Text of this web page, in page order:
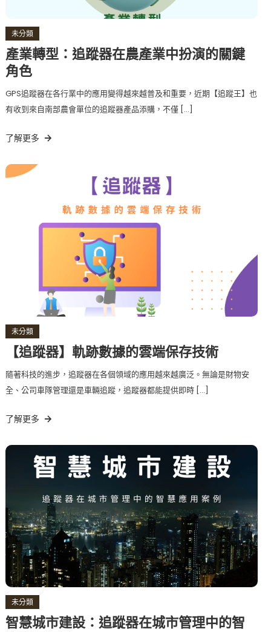
未分類
產業轉型：追蹤器在農產業中扮演的關鍵
角色
GPS追蹤器在各行業中的應用變得越來越普及和重要，近期【追蹤王】也
有收到來自南部農會單位的追蹤器產品添購，不僅 […]
了解更多
未分類
【追蹤器】軌跡數據的雲端保存技術
隨著科技的進步，追蹤器在各個領域的應用越來越廣泛。無論是財物安
全、公司車隊管理還是車輛追蹤，追蹤器都能提供即時 […]
了解更多
未分類
智慧城市建設：追蹤器在城市管理中的智